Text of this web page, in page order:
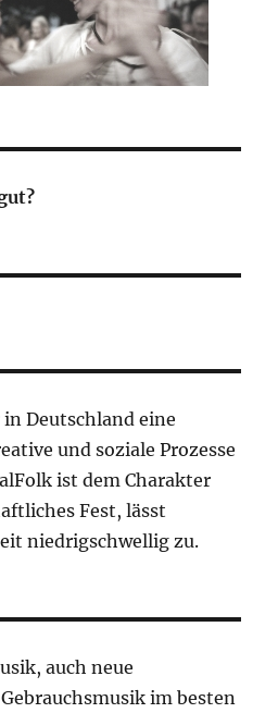
Deutschland eine
und soziale Prozesse
ist dem Charakter
Fest, lässt
niedrigschwellig zu.
auch neue
im besten